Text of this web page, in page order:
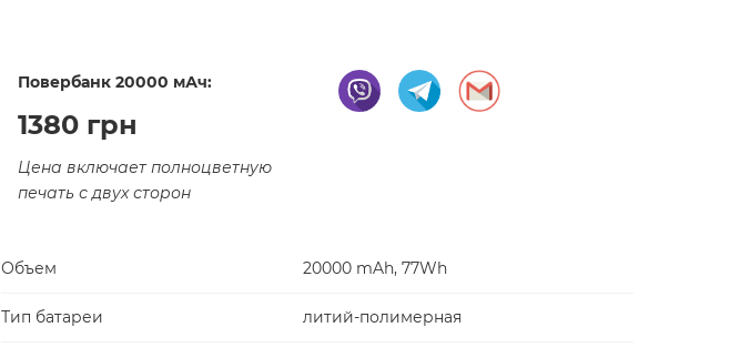
Повербанк 20000 мАч:
1380 грн
Цена включает полноцветную
печать с двух сторон
Объем 20000 mAh, 77Wh
Тип батареи литий-полимерная